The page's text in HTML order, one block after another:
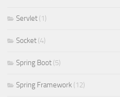
Servlet (1)
Socket (4)
Spring Boot (5)
Spring Framework (12)